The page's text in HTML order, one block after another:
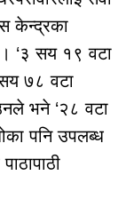
केन्द्रका
। ‘३ सय १९ वटा
७८ वटा
भने ‘२८ वटा
पनि उपलब्ध